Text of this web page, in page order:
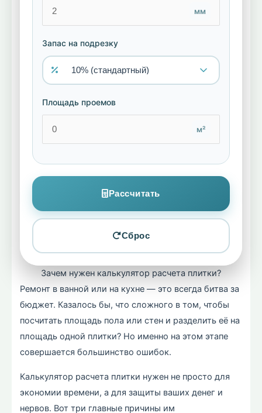
мм
Запас на подрезку
Площадь проемов
м²
Рассчитать
Сброс
Зачем нужен калькулятор расчета плитки?
Ремонт в ванной или на кухне — это всегда битва за
бюджет. Казалось бы, что сложного в том, чтобы
посчитать площадь пола или стен и разделить её на
площадь одной плитки? Но именно на этом этапе
совершается большинство ошибок.
Калькулятор расчета плитки нужен не просто для
экономии времени, а для защиты ваших денег и
нервов. Вот три главные причины им